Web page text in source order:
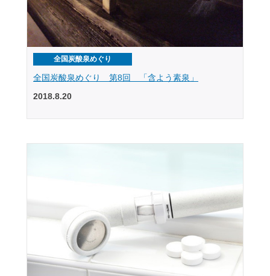
全国炭酸泉めぐり
全国炭酸泉めぐり 第8回 「含よう素泉」
2018.8.20